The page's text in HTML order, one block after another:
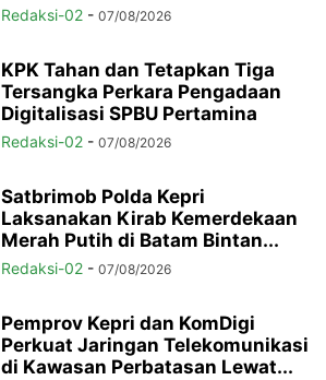
Redaksi-02 - 07/08/2026
KPK Tahan dan Tetapkan Tiga
Tersangka Perkara Pengadaan
Digitalisasi SPBU Pertamina
Redaksi-02 - 07/08/2026
Satbrimob Polda Kepri
Laksanakan Kirab Kemerdekaan
Merah Putih di Batam Bintan...
Redaksi-02 - 07/08/2026
Pemprov Kepri dan KomDigi
Perkuat Jaringan Telekomunikasi
di Kawasan Perbatasan Lewat...